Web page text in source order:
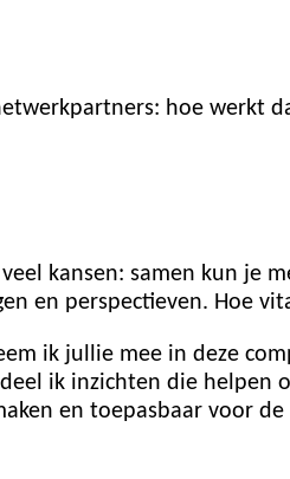
hoe werkt
kansen: samen kun je
en perspectieven. Hoe
ik jullie mee in deze
ik inzichten die helpen
en toepasbaar voor